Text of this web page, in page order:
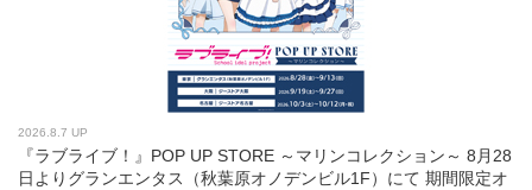
2026.8.7 UP
『ラブライブ！』POP UP STORE ～マリンコレクション～ 8月28
日よりグランエンタス（秋葉原オノデンビル1F）にて 期間限定オ